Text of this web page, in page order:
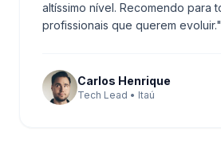
altíssimo nível. Recomendo para
profissionais que querem evoluir."
Carlos Henrique
Tech Lead • Itaú